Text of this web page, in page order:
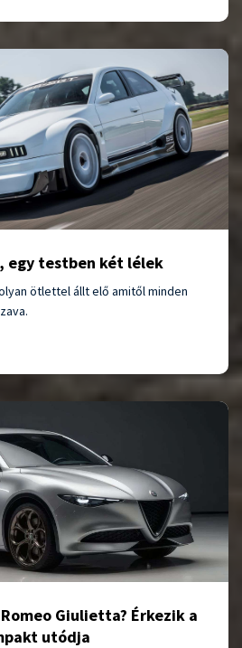
egy testben két lélek
ötlettel állt elő amitől minden
Giulietta? Érkezik a
utódja